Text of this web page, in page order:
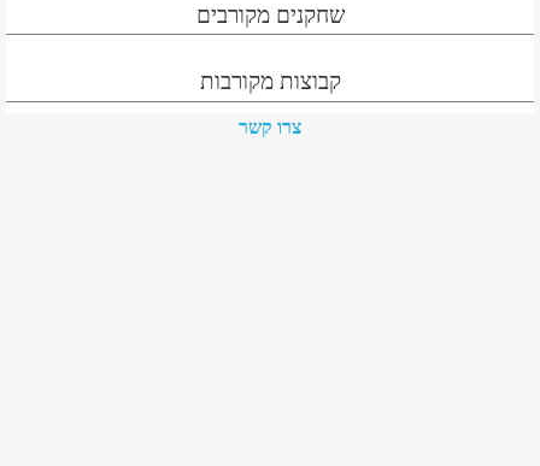
שחקנים מקורבים
קבוצות מקורבות
צרו קשר